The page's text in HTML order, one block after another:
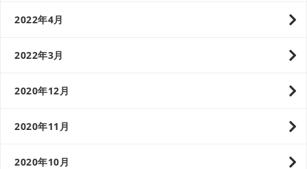
2022年4月
2022年3月
2020年12月
2020年11月
2020年10月